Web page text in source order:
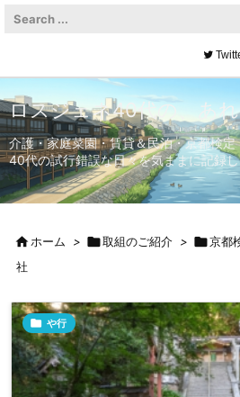
ロスジェネ40代の、あ
介護・家庭菜園・賃貸＆民泊・京都検
40代の試行錯誤な日々を気ままに記録
ホーム > 取組のご紹介 > 京都
社
 や行